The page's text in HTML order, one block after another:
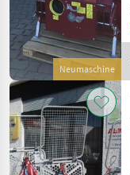
Neumaschine